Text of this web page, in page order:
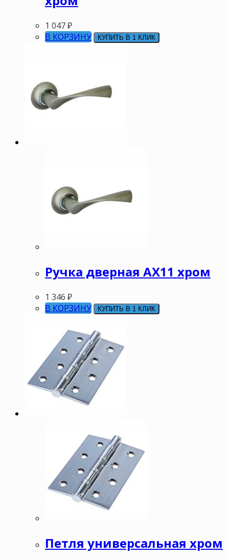
1 047₽
В КОРЗИНУ
КУПИТЬ В 1 КЛИК
Ручка дверная АХ11 хром
1 346 ₽
В КОРЗИНУ
КУПИТЬ В 1 КЛИК
Петля универсальная хром